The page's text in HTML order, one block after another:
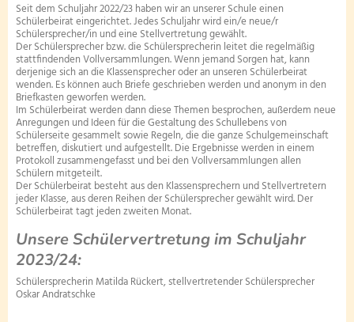
Seit dem Schuljahr 2022/23 haben wir an unserer Schule einen
Schülerbeirat eingerichtet. Jedes Schuljahr wird ein/e neue/r
Schülersprecher/in und eine Stellvertretung gewählt.
Der Schülersprecher bzw. die Schülersprecherin leitet die regelmäßig
stattfindenden Vollversammlungen. Wenn jemand Sorgen hat, kann
derjenige sich an die Klassensprecher oder an unseren Schülerbeirat
wenden. Es können auch Briefe geschrieben werden und anonym in den
Briefkasten geworfen werden.
Im Schülerbeirat werden dann diese Themen besprochen, außerdem neue
Anregungen und Ideen für die Gestaltung des Schullebens von
Schülerseite gesammelt sowie Regeln, die die ganze Schulgemeinschaft
betreffen, diskutiert und aufgestellt. Die Ergebnisse werden in einem
Protokoll zusammengefasst und bei den Vollversammlungen allen
Schülern mitgeteilt.
Der Schülerbeirat besteht aus den Klassensprechern und Stellvertretern
jeder Klasse, aus deren Reihen der Schülersprecher gewählt wird. Der
Schülerbeirat tagt jeden zweiten Monat.
Unsere Schülervertretung im Schuljahr
2023/24:
Schülersprecherin Matilda Rückert, stellvertretender Schülersprecher
Oskar Andratschke